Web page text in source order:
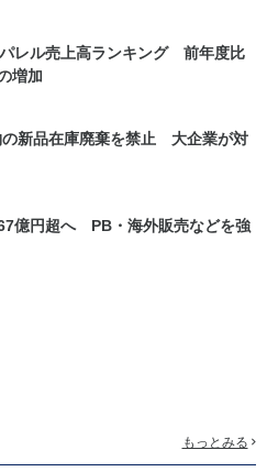
レル売上高ランキング 前年度比
増加
の新品在庫廃棄を禁止 大企業が対
億円超へ PB・海外販売などを強
もっとみる